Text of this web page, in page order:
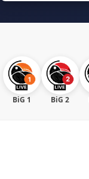
BiG 1 BiG 2